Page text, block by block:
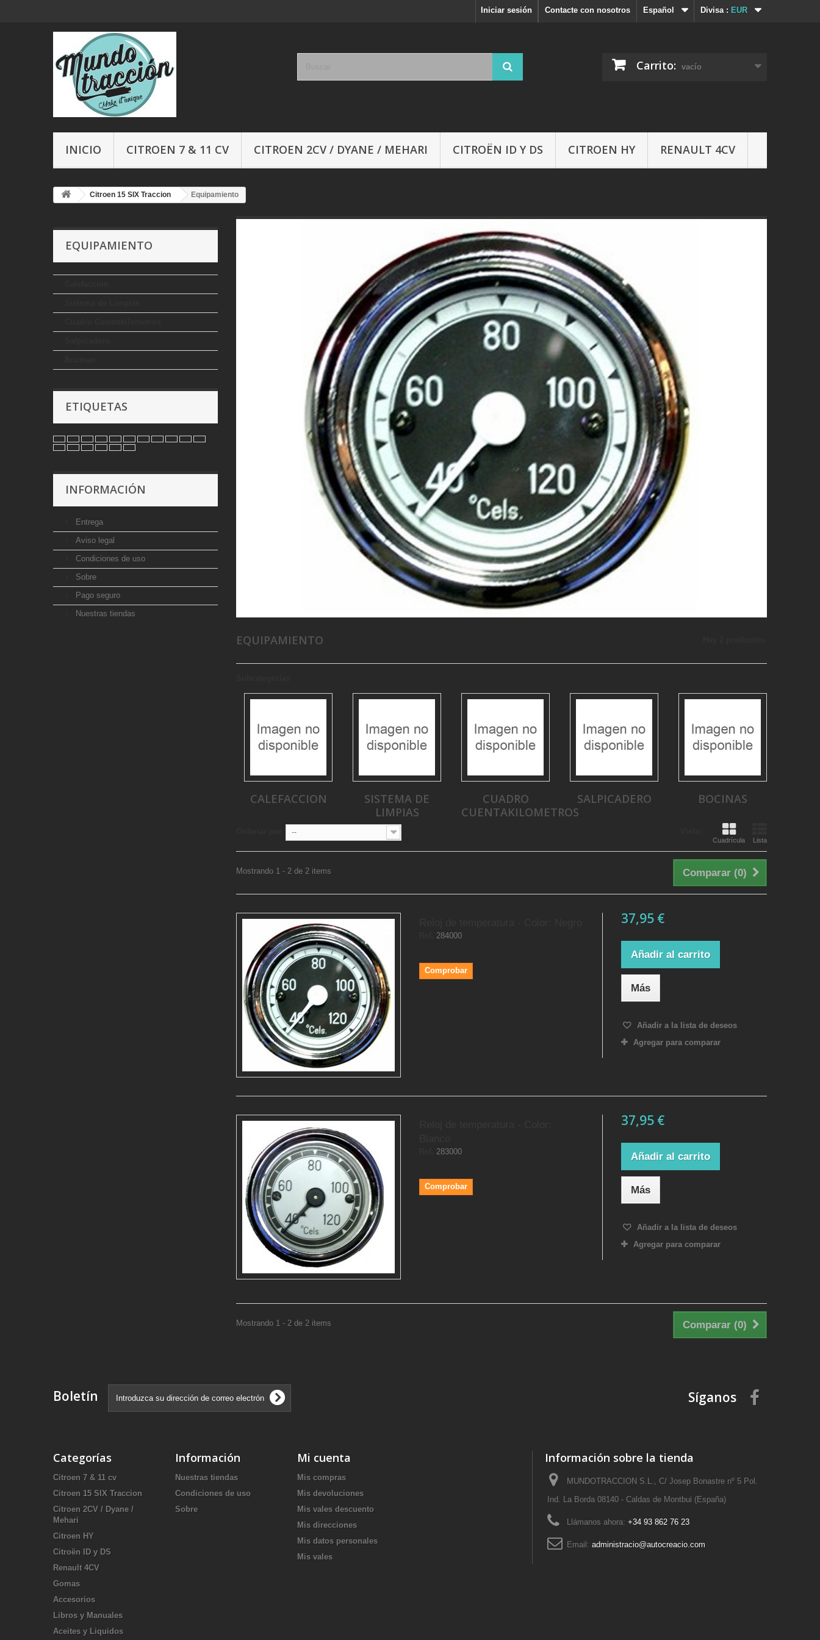
Divisa : EUR
Español
Contacte con nosotros
Iniciar sesión
Carrito: vacío
INICIO CITROEN 7 & 11 CV CITROEN 2CV / DYANE / MEHARI CITROËN ID Y DS CITROEN HY RENAULT 4CV
Citroen 15 SIX Traccion Equipamiento
EQUIPAMIENTO
ETIQUETAS
INFORMACIÓN
Entrega
Aviso legal
Condiciones de uso
Sobre
Pago seguro
Nuestras tiendas
EQUIPAMIENTO
CALEFACCION
SISTEMA DE
LIMPIAS
CUADRO
CUENTAKILOMETROS
SALPICADERO BOCINAS
Cuadrícula Lista
--
Comparar (0)
Mostrando 1 - 2 de 2 items
284000
Comprobar
37,95 €
Añadir al carrito
Más
Añadir a la lista de deseos
Agregar para comparar
283000
Comprobar
37,95 €
Añadir al carrito
Más
Añadir a la lista de deseos
Agregar para comparar
Comparar (0)
Mostrando 1 - 2 de 2 items
Boletín Síganos
Categorías
Citroen 7 & 11 cv
Citroen 15 SIX Traccion
Citroen 2CV / Dyane /
Mehari
Citroen HY
Citroën ID y DS
Renault 4CV
Gomas
Accesorios
Libros y Manuales
Aceites y Liquidos
Información
Nuestras tiendas
Condiciones de uso
Sobre
Mi cuenta
Mis compras
Mis devoluciones
Mis vales descuento
Mis direcciones
Mis datos personales
Mis vales
Información sobre la tienda
MUNDOTRACCION S.L., C/ Josep Bonastre nº 5 Pol.
Ind. La Borda 08140 - Caldas de Montbui (España)
Llámanos ahora: +34 93 862 76 23
Email: administracio@autocreacio.com